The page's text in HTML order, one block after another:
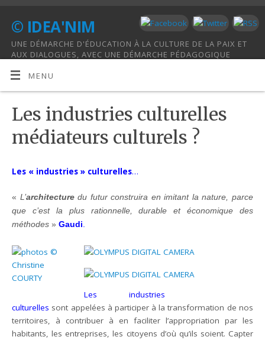
© IDEA'NIM
UNE DÉMARCHE D'ÉDUCATION À LA CULTURE DE LA PAIX ET
AUX DIALOGUES, AVEC UNE DÉMARCHE PÉDAGOGIQUE
MENU
Les industries culturelles
médiateurs culturels ?
Les « industries » culturelles…
« L’architecturedu futur construira en imitant la nature, parce
que c’est la plus rationnelle, durable et économique des
méthodes »Gaudi
Les industries
culturelles sont appelées à participer à la transformation de nos
territoires, à contribuer à en faciliter l’appropriation par les
habitants, les entreprises, les citoyens d’où qu’ils soient. Capter